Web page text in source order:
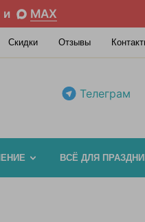
и MAX
Скидки Отзывы
Телеграм
ВСЁ ДЛЯ